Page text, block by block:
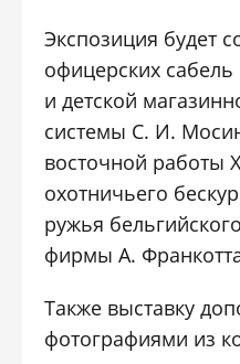
Экспозиция будет
офицерских
и детской
системы С. И.
восточной работы
охотничьего
ружья
фирмы А.
Также выставку
фотографиями из